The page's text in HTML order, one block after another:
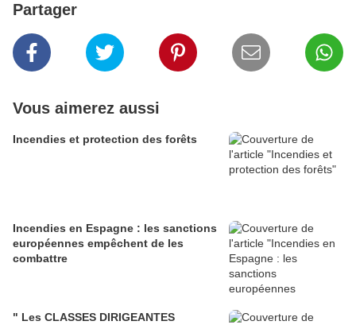
Partager
Vous aimerez aussi
Incendies et protection des forêts
Incendies en Espagne : les sanctions
européennes empêchent de les
combattre
" Les CLASSES DIRIGEANTES